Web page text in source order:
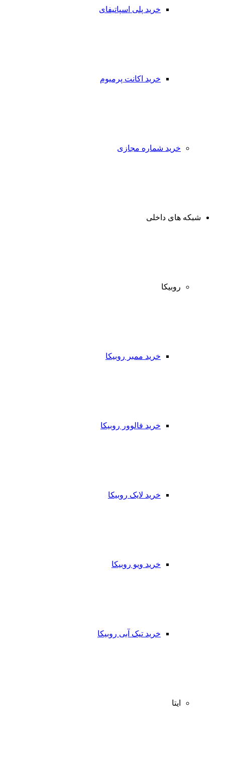
خرید پلی اسپاتیفای
خرید اکانت پرمیوم
خرید شماره مجازی
شبکه های داخلی
روبیکا
خرید ممبر روبیکا
خرید فالوور روبیکا
خرید لایک روبیکا
خرید ویو روبیکا
خرید تیک آبی روبیکا
ایتا